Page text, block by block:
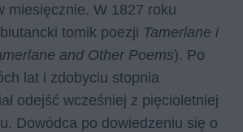
miesięcznie. W 1827 roku
tomik poezji Tamerlane i
and Other Poems). Po
lat i zdobyciu stopnia
odejść wcześniej z pięcioletniej
Dowódca po dowiedzeniu się o